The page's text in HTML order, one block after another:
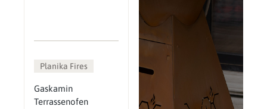
Planika Fires
Gaskamin
Terrassenofen